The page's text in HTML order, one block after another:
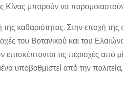
Κίνας μπορούν να
καθαριότητας. Στην εποχή
του Βοτανικού και του
τις περιοχές από
υποβαθμιστεί από την